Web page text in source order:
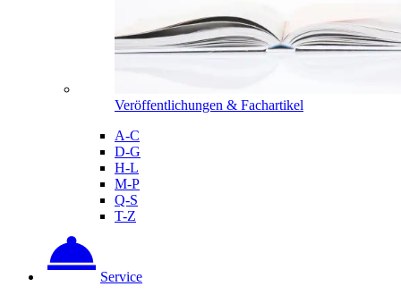
Veröffentlichungen & Fachartikel
A-C
D-G
H-L
M-P
Q-S
T-Z
Service